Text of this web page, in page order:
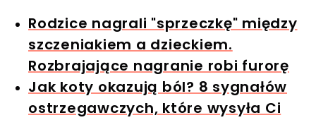
Rodzice nagrali "sprzeczkę" między
szczeniakiem a dzieckiem.
Rozbrajające nagranie robi furorę
Jak koty okazują ból? 8 sygnałów
ostrzegawczych, które wysyła Ci